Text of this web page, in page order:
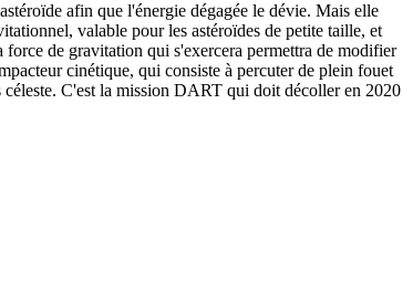
afin que l'énergie dégagée le dévie. Mais elle
valable pour les astéroïdes de petite taille, et
force de gravitation qui s'exercera permettra de modifier
cinétique, qui consiste à percuter de plein fouet
céleste. C'est la mission DART qui doit décoller en 2020